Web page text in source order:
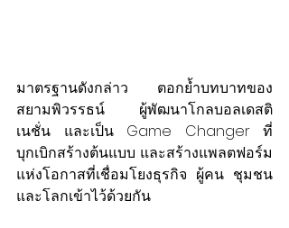
มาตรฐานดังกล่าว ตอกย้ำบทบาทของ
สยามพิวรรธน์ ผู้พัฒนาโกลบอลเดสติ
เนชั่น และเป็น Game Changer ที่
บุกเบิกสร้างต้นแบบ และสร้างแพลตฟอร์ม
แห่งโอกาสที่เชื่อมโยงธุรกิจ ผู้คน ชุมชน
และโลกเข้าไว้ด้วยกัน